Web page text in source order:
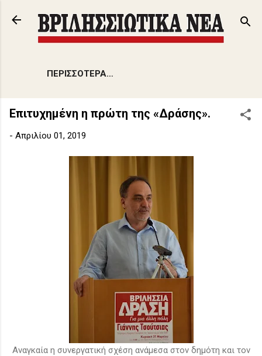
Μετάβαση στο κύριο περιεχόμενο
ΠΕΡΙΣΣΌΤΕΡΑ…
Επιτυχημένη η πρώτη της «Δράσης».
- Απριλίου 01, 2019
Αναγκαία η συνεργατική σχέση ανάμεσα στον δημότη και τον